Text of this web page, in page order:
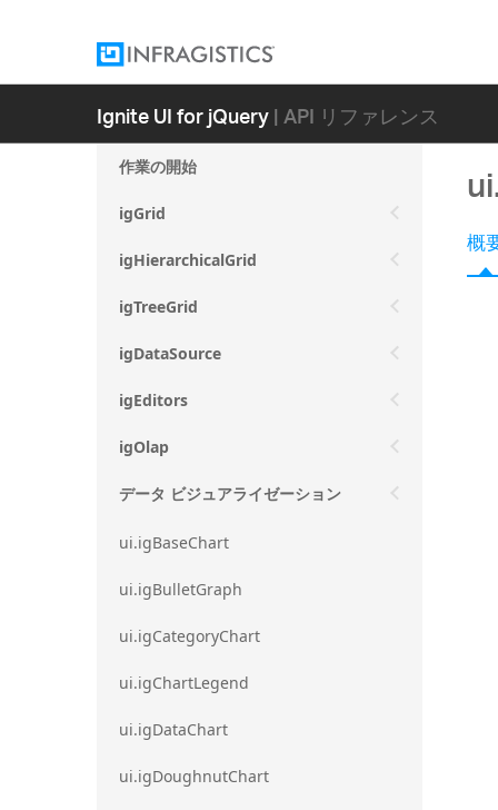
Ignite UI for jQuery| API リファレンス
作業の開始
igGrid
igHierarchicalGrid
igTreeGrid
igDataSource
igEditors
igOlap
データ ビジュアライゼーション
ui.igBaseChart
ui.igBulletGraph
ui.igCategoryChart
ui.igChartLegend
ui.igDataChart
ui.igDoughnutChart
概